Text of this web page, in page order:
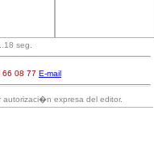
seg.
66 08 77 E-mail
expresa del editor.